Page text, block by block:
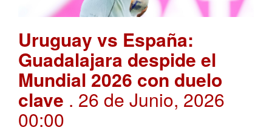
Uruguay vs España:
Guadalajara despide el
Mundial 2026 con duelo
clave . 26 de Junio, 2026
00:00